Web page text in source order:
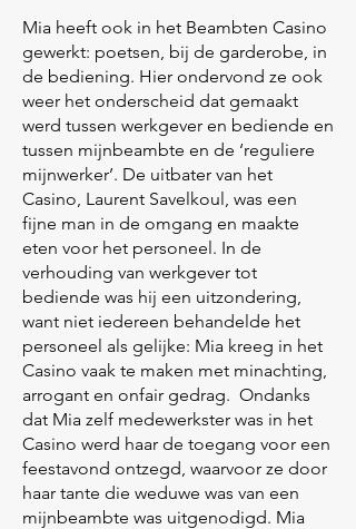
Mia heeft ook in het Beambten Casino
gewerkt: poetsen, bij de garderobe, in
de bediening. Hier ondervond ze ook
weer het onderscheid dat gemaakt
werd tussen werkgever en bediende en
tussen mijnbeambte en de ‘reguliere
mijnwerker’. De uitbater van het
Casino, Laurent Savelkoul, was een
fijne man in de omgang en maakte
eten voor het personeel. In de
verhouding van werkgever tot
bediende was hij een uitzondering,
want niet iedereen behandelde het
personeel als gelijke: Mia kreeg in het
Casino vaak te maken met minachting,
arrogant en onfair gedrag. Ondanks
dat Mia zelf medewerkster was in het
Casino werd haar de toegang voor een
feestavond ontzegd, waarvoor ze door
haar tante die weduwe was van een
mijnbeambte was uitgenodigd. Mia